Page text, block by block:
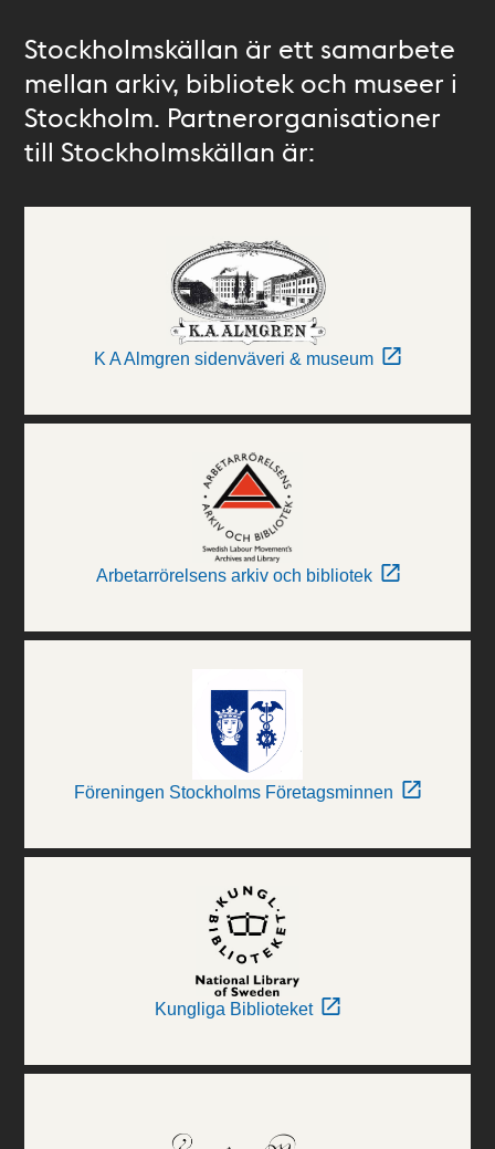
Stockholmskällan är ett samarbete
mellan arkiv, bibliotek och museer i
Stockholm. Partnerorganisationer
till Stockholmskällan är:
K A Almgren sidenväveri & museum
Arbetarrörelsens arkiv och bibliotek
Föreningen Stockholms Företagsminnen
Kungliga Biblioteket